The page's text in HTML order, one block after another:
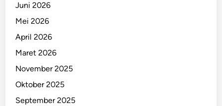
Juni 2026
Mei 2026
April 2026
Maret 2026
November 2025
Oktober 2025
September 2025